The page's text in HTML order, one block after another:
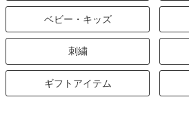
ベビー・キッズ
刺繍
ギフトアイテム